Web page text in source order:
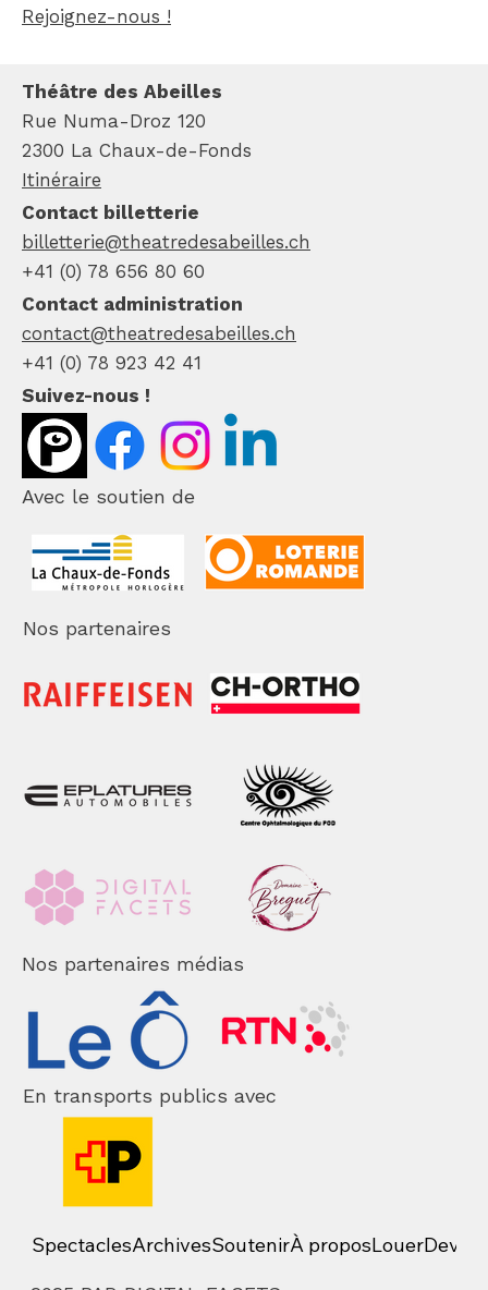
Rejoignez-nous !
Théâtre des Abeilles
Rue Numa-Droz 120
2300 La Chaux-de-Fonds
Itinéraire
Contact billetterie
billetterie@theatredesabeilles.ch
+41 (0) 78 656 80 60
Suivez-nous !
Contact administration
contact@theatredesabeilles.ch
+41 (0) 78 923 42 41
Avec le soutien de
Nos partenaires médias
Nos partenaires
En transports publics avec
SpectaclesArchivesSoutenirÀ proposLouer